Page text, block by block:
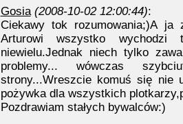
Gosia (2008-10-02 12:00:44):
Ciekawy tok rozumowania;)A ja
Arturowi wszystko
niewielu.Jednak niech tylko
problemy... wówczas
strony...Wreszcie komuś się nie
pożywka dla wszystkich
Pozdrawiam stałych bywalców:)